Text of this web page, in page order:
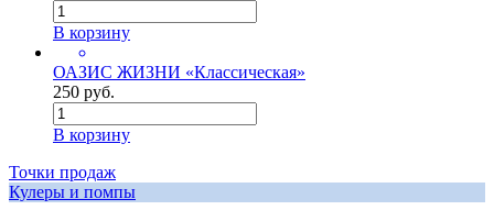
В корзину
ОАЗИС ЖИЗНИ «Классическая»
250 руб.
В корзину
Точки продаж
Кулеры и помпы